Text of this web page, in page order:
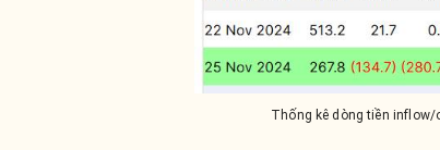
Thống kê dòng tiền inflow/